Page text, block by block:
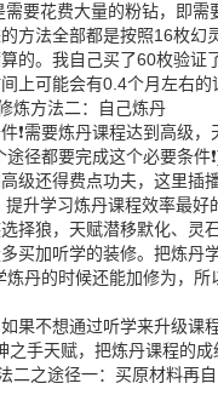
要花费大量的粉钻，即需
法全部都是按照16枚幻
的。我自己买了60枚验证
上可能会有0.4个月左右的
方法二：自己炼丹
需要炼丹课程达到高级，
径都要完成这个必要条件
还得费点功夫，这里插播
学习炼丹课程效率最好
择狼，天赋潜移默化、灵
买加听学的装修。把炼丹
炼丹的时候还能加修为，所
不想通过听学来升级课
之手天赋，把炼丹课程的成
之途径一：买原材料再自